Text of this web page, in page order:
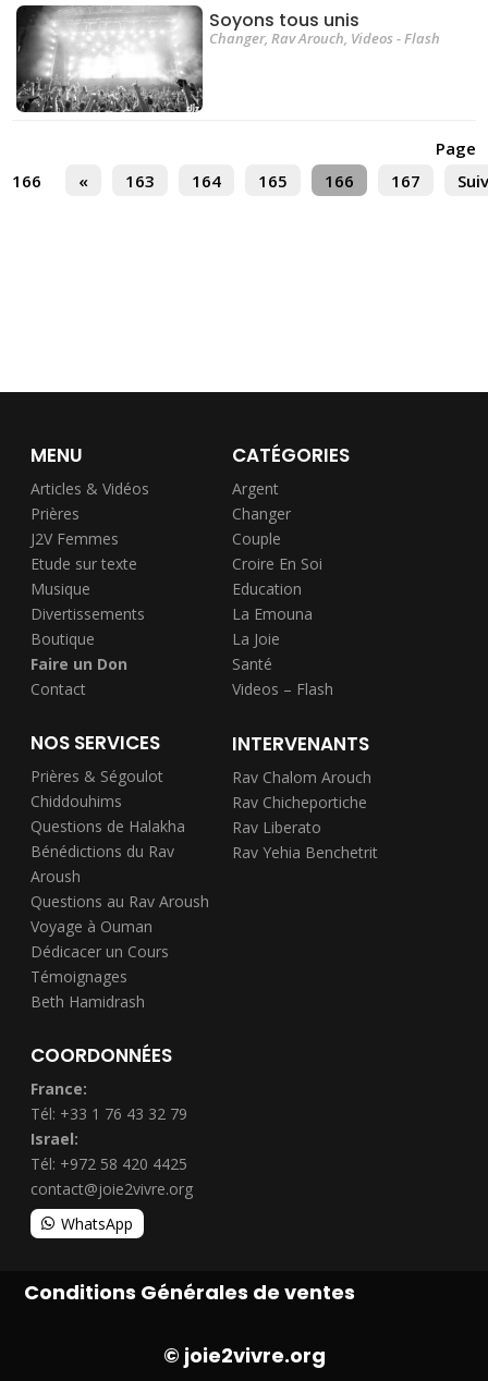
Soyons tous unis
Changer,Rav Arouch, Videos - Flash
Page
166
« 163 164 165 166 167
MENU
Articles & Vidéos
Prières
J2V Femmes
Etude sur texte
Musique
Divertissements
Boutique
Faire un Don
Contact
CATÉGORIES
Argent
Changer
Couple
Croire En Soi
Education
La Emouna
La Joie
Santé
Videos – Flash
NOS SERVICES
Prières & Ségoulot
Chiddouhims
Questions de Halakha
Bénédictions du Rav
Aroush
Questions au Rav Aroush
Voyage à Ouman
Dédicacer un Cours
Témoignages
Beth Hamidrash
INTERVENANTS
Rav Chalom Arouch
Rav Chicheportiche
Rav Liberato
Rav Yehia Benchetrit
COORDONNÉES
France:
Tél: +33 1 76 43 32 79
Israel:
Tél: +972 58 420 4425
contact@joie2vivre.org
WhatsApp
Conditions Générales de ventes
© joie2vivre.org